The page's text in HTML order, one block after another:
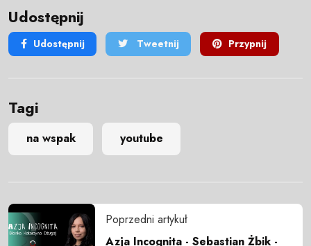
Udostępnij
Udostępnij Tweetnij Przypnij
Tagi
na wspak youtube
Poprzedni artykuł
Azja Incognita - Sebastian Żbik -